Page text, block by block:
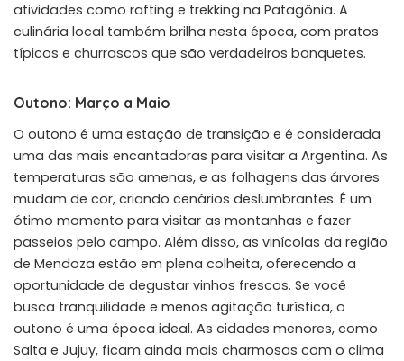
atividades como rafting e trekking na Patagônia. A
culinária local também brilha nesta época, com pratos
típicos e churrascos que são verdadeiros banquetes.
Outono: Março a Maio
O outono é uma estação de transição e é considerada
uma das mais encantadoras para visitar a Argentina. As
temperaturas são amenas, e as folhagens das árvores
mudam de cor, criando cenários deslumbrantes. É um
ótimo momento para visitar as montanhas e fazer
passeios pelo campo. Além disso, as vinícolas da região
de Mendoza estão em plena colheita, oferecendo a
oportunidade de degustar vinhos frescos. Se você
busca tranquilidade e menos agitação turística, o
outono é uma época ideal. As cidades menores, como
Salta e Jujuy, ficam ainda mais charmosas com o clima